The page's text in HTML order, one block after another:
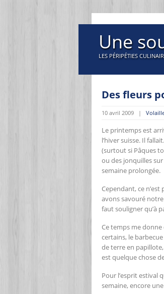
Une
LES PÉRIPÉTIES
Des fleurs
10 avril 2009 |
Le printemps est
l’hiver suisse. Il
(surtout si Pâques
ou des jonquilles
semaine prolongée.
Cependant, ce
avons savouré
faut souligner qu’à
Ce temps me
certains, le
de terre en
est quelque chose
Pour l’esprit estival
semaine, encore